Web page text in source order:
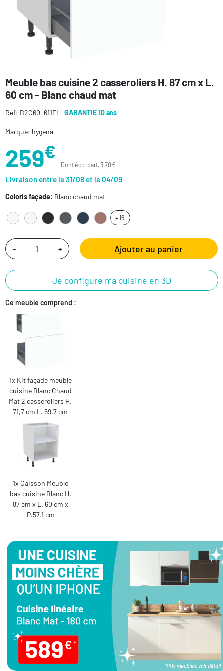
Meuble bas cuisine 2 casseroliers H. 87 cm x L.
60 cm - Blanc chaud mat
Réf: B2C60_611EI - GARANTIE 10 ans
Marque: hygena
259€
Dont éco-part. 3,70 €
Livraison entre le 31/08 et le 04/09
Coloris façade: Blanc chaud mat
+ 16
- + Ajouter au panier
Je configure ma cuisine en 3D
Ce meuble comprend :
1x Kit façade meuble
cuisine Blanc Chaud
Mat 2 casseroliers H.
71,7 cm L. 59,7 cm
1x Caisson Meuble
bas cuisine Blanc H.
87 cm x L. 60 cm x
P.57,1 cm